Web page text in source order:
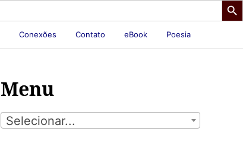
Conexões Contato eBook Poesia
Menu
Selecionar...